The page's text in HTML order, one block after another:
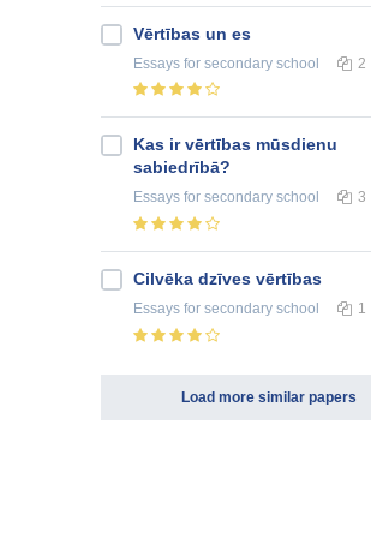
Vērtības un es
Essays for secondary school 2
Kas ir vērtības mūsdienu
sabiedrībā?
Essays for secondary school 3
Cilvēka dzīves vērtības
Essays for secondary school 1
Load more similar papers